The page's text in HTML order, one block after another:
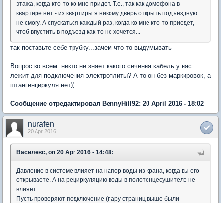
этажа, когда кто-то ко мне придет. Т.е., так как домофона в
квартире нет - из квартиры я никому дверь открыть подъездную
не смогу. А спускаться каждый раз, когда ко мне кто-то приедет,
чтоб впустить в подъезд как-то не хочется...
так поставьте себе трубку...зачем что-то выдумывать
Вопрос ко всем: никто не знает какого сечения кабель у нас
лежит для подключения электроплиты? А то он без маркировок, а
штангенциркуля нет))
Сообщение отредактировал BennyHill92: 20 April 2016 - 18:02
nurafen
20 Apr 2016
Василевс, on 20 Apr 2016 - 14:48:
Давление в системе влияет на напор воды из крана, когда вы его
открываете. А на рециркуляцию воды в полотенцесушителе не
влияет.
Пусть проверяют подключение (пару страниц выше были